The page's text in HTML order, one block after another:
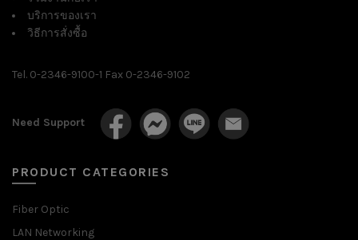
บริการของเรา
วิธีการสั่งซื้อ
Tel. 0-2346-9100-1 Fax 0-2346-9102
Need Support
PRODUCT CATEGORIES
Fiber Optic
LAN Networking